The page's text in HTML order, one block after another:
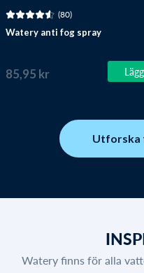
(80)
Watery anti fog spray
85,95 kr
Utforska
Watery finns för alla